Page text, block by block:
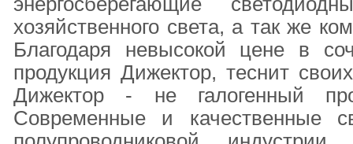
хозяйственного света, а так же
Благодаря невысокой цене в
продукция Дижектор, теснит
Дижектор - не галогенный
Современные и качественные